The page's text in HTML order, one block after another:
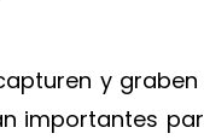
y
importantes